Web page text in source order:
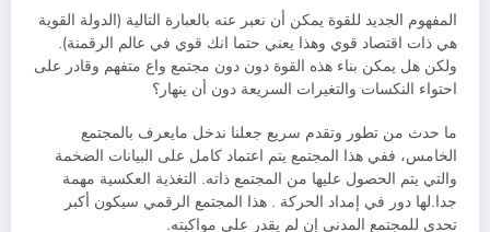
المفهوم الجديد للقوة يمكن أن نعبر عنه بالعبارة التالية (الدولة القوية
هي ذات اقتصاد قوي وهذا يعني حتما انك قوي في عالم الرقمنة).
ولكن هل يمكن بناء هذه القوة دون دون مجتمع واع متفهم وقادر على
احتواء النكسات والتغيرات السريعة دون أن ينهار؟
ما حدث من تطور وتقدم سريع جعلنا ندخل مايعرف بالمجتمع
الخامس، ففي هذا المجتمع يتم اعتماد كامل على البيانات الضخمة
والتي يتم الحصول عليها من المجتمع ذاته. التغذية العكسية مهمة
جدا.لها دور في إمداد الحركة . هذا المجتمع الرقمي سيكون أكبر
تحدي للمجتمع المدني إن لم يقدر على مواكبته.